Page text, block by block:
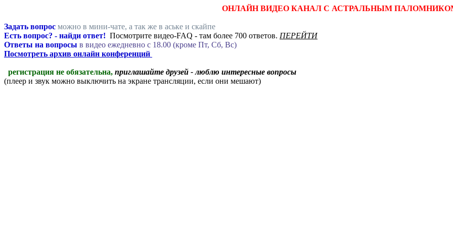
ОНЛАЙН ВИДЕО КАНАЛ С АСТРАЛЬНЫМ
Задать вопрос можно в мини-чате, а так же в аське и скайпе
Есть вопрос? - найди ответ! Посмотрите видео-FAQ - там более 700 ответов. ПЕРЕЙТИ
Ответы на вопросы в видео ежедневно c 18.00 (кроме Пт, Сб, Вс)
Посмотреть архив онлайн конференций
регистрация не обязательна, приглашайте друзей - люблю интересные вопросы
(плеер и звук можно выключить на экране трансляции, если они мешают)